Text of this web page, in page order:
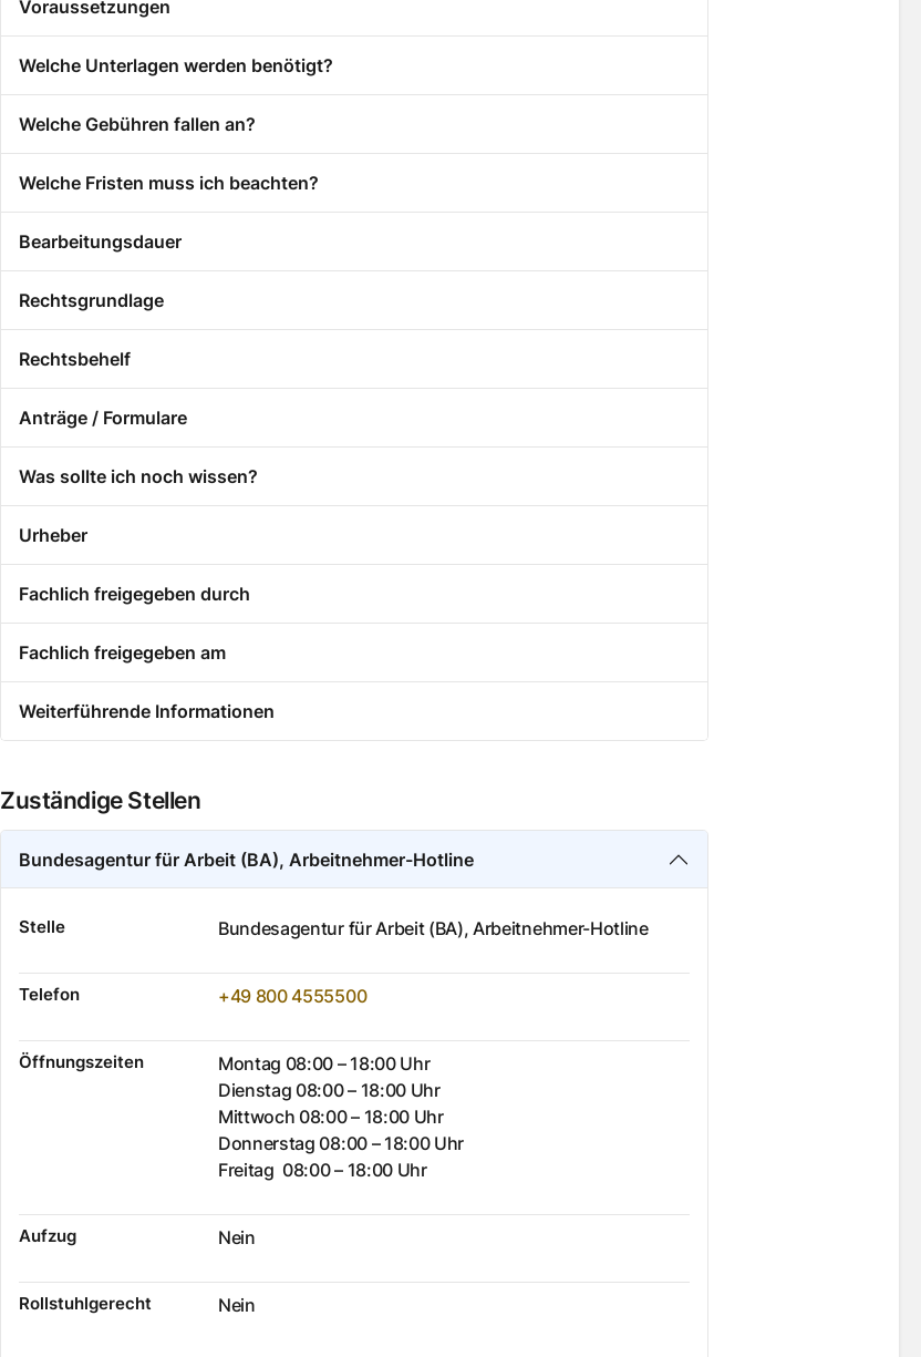
Voraussetzungen
Welche Unterlagen werden benötigt?
Welche Gebühren fallen an?
Welche Fristen muss ich beachten?
Bearbeitungsdauer
Rechtsgrundlage
Rechtsbehelf
Anträge / Formulare
Was sollte ich noch wissen?
Urheber
Fachlich freigegeben durch
Fachlich freigegeben am
Weiterführende Informationen
Zuständige Stellen
Bundesagentur für Arbeit (BA), Arbeitnehmer-Hotline
Stelle Bundesagentur für Arbeit (BA), Arbeitnehmer-Hotline
Telefon +49 800 4555500
Öffnungszeiten
Montag 08:00 – 18:00 Uhr
Dienstag 08:00 – 18:00 Uhr
Mittwoch 08:00 – 18:00 Uhr
Donnerstag 08:00 – 18:00 Uhr
Freitag 08:00 – 18:00 Uhr
Aufzug Nein
Rollstuhlgerecht Nein